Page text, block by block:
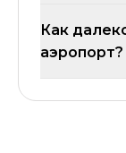
Как
аэропорт?